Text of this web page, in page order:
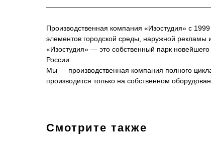
Производственная компания «Изостудия» с
элементов городской среды, наружной
«Изостудия» — это собственный парк
России.
Мы — производственная компания полного
производится только на собственном
Смотрите также